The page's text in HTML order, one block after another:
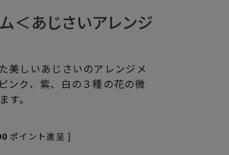
＜あじさいアレンジ
美しいあじさいのアレンジメ
ンク、紫、白の３種の花の微
。
ポイント進呈 ]